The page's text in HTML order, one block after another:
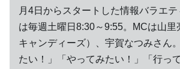
月4日からスタートした情報バラエ
は毎週土曜日8:30～9:55。MCは山里
キャンディーズ）、宇賀なつみさん
たい！」「やってみたい！」「行っ